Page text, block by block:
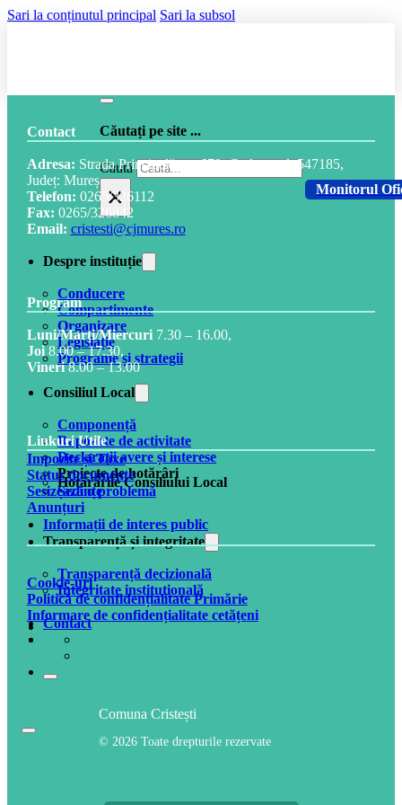
Sari la conținutul principal Sari la subsol
Căutați pe site ...
Caută
×
Despre instituție
Conducere
Compartimente
Organizare
Legislație
Programe și strategii
Consiliul Local
Componență
Rapoarte de activitate
Declarații avere și interese
Proiecte de hotărâri
Hotărârile Consiliului Local
Ședințe
Informații de interes public
Transparență și integritate
Transparență decizională
Integritate instituțională
Contact
Monitorul
Contact
Adresa: Strada Principală, nr. 678, Cod postal: 547185,
Județ: Mureș
Telefon: 0265/326112
Fax: 0265/326842
Email: cristesti@cjmures.ro
Program
Luni/Marți/Miercuri7.30 – 16.00,
Joi8.00 – 17.30,
Vineri8.00 – 13.00
Linkuri Utile
Impozite și Taxe
Status documente
Sesizează o problemă
Anunțuri
Comuna Cristești
© 2026 Toate drepturile rezervate
Cookie-uri
Politică de confidențialitate Primărie
Informare de confidențialitate cetățeni